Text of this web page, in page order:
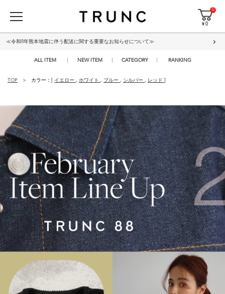
0
¥ 0
≪令和8年熊本地震に伴う配送に関する重要なお知らせについて≫
ALL ITEM NEW ITEM CATEGORY RANKING
TOP カラー：[ イエロー , ホワイト , ブルー , シルバー , レッド